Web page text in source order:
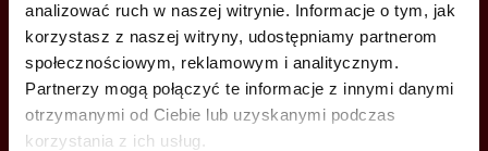
analizować ruch w naszej witrynie. Informacje o tym, jak
korzystasz z naszej witryny, udostępniamy partnerom
społecznościowym, reklamowym i analitycznym.
Partnerzy mogą połączyć te informacje z innymi danymi
otrzymanymi od Ciebie lub uzyskanymi podczas
korzystania z ich usług.
MOŻESZ TEŻ ZOSTAWIĆ SWÓJ NUMER, A MY SKONTAKTUJEMY SIĘ
Z TOBĄ